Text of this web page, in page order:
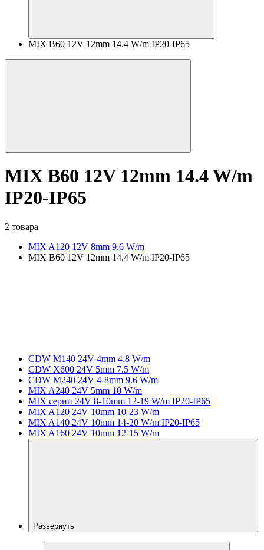
MIX B60 12V 12mm 14.4 W/m IP20-IP65
MIX B60 12V 12mm 14.4 W/m
IP20-IP65
2 товара
MIX A120 12V 8mm 9.6 W/m
MIX B60 12V 12mm 14.4 W/m IP20-IP65
CDW M140 24V 4mm 4.8 W/m
CDW X600 24V 5mm 7.5 W/m
CDW M240 24V 4-8mm 9.6 W/m
MIX A240 24V 5mm 10 W/m
MIX серии 24V 8-10mm 12-19 W/m IP20-IP65
MIX A120 24V 10mm 10-23 W/m
MIX A140 24V 10mm 14-20 W/m IP20-IP65
MIX A160 24V 10mm 12-15 W/m
Развернуть